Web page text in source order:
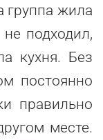
группа жила
подходил,
кухня. Без
постоянно
правильно
месте.